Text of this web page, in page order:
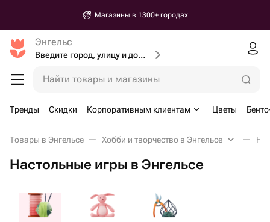
Магазины в 1300+ городах
Энгельс
Введите город, улицу и дом доставки
Найти товары и магазины
Тренды Скидки Корпоративным клиентам Цветы
Товары в Энгельсе Хобби и творчество в Энгельсе
Настольные игры в Энгельсе